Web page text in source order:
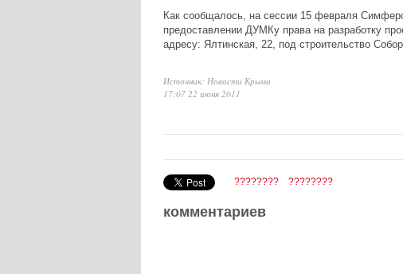
Как сообщалось, на сессии 15 февраля
предоставлении ДУМКу права на разработку
адресу: Ялтинская, 22, под строительство
Источник: Новости Крыма
17:07 22 июня 2011
???????? ????????
комментариев